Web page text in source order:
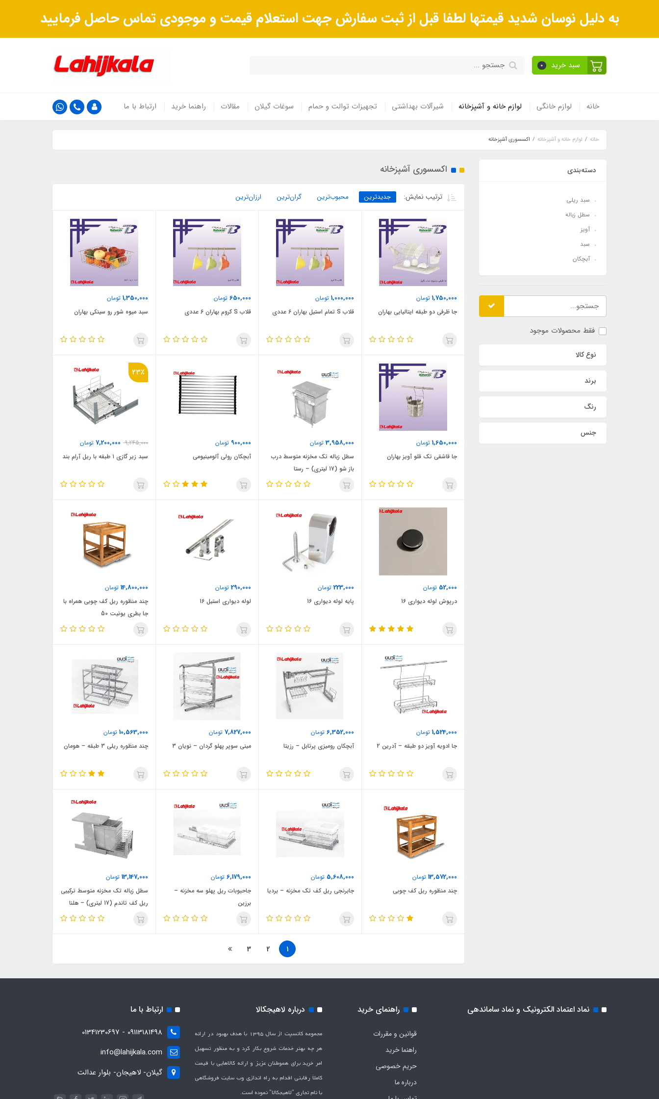
به دلیل نوسان شدید قیمتها لطفا قبل از ثبت سفارش جهت استعلام قیمت و موجودی تماس حاصل فرمایید
سبد خرید 0
خانه لوازم خانگی لوازم خانه و آشپزخانه شیرآلات بهداشتی تجهیزات توالت و حمام سوغات گیلان مقالات راهنما خرید ارتباط با ما
خانه لوازم خانه و آشپزخانه اکسسوری آشپزخانه
دسته‌بندی
سبد ریلی
سطل زباله
آویز
سبد
آبچکان
فقط محصولات موجود
نوع کالا
برند
رنگ
جنس
اکسسوری آشپزخانه
ترتیب نمایش: جدیدترین محبوب‌ترین گران‌ترین ارزان‌ترین
1,750,000 تومان
جا ظرفی دو طبقه ایتالیایی بهاران
1,000,000 تومان
قلاب S تمام استیل بهاران 6 عددی
650,000 تومان
قلاب S کروم بهاران 6 عددی
1,350,000 تومان
سبد میوه شور رو سینکی بهاران
1,650,000 تومان
جا قاشقی تک قلو آویز بهاران
3,958,000 تومان
سطل زباله تک مخزنه متوسط درب
باز شو (17 لیتری) – رستا
900,000 تومان
آبچکان رولی آلومینیومی
23٪
9,245,000
7,200,000 تومان
سبد زیر گازی ۱ طبقه با ریل آرام بند
52,000 تومان
درپوش لوله دیواری 16
223,000 تومان
پایه لوله دیواری 16
290,000 تومان
لوله دیواری استیل 16
14,800,000 تومان
چند منظوره ریل کف چوبی همراه با
جا بطری یونیت 50
1,524,000 تومان
جا ادویه آویز دو طبقه – آدرین 2
6,352,000 تومان
آبچکان رومیزی پرتابل – رزیتا
7,827,000 تومان
مینی سوپر پهلو گردان – نویان 3
10,563,000 تومان
چند منظوره ریلی 3 طبقه – هومان
13,572,000 تومان
چند منظوره ریل کف چوبی
5,608,000 تومان
جابرنجی ریل کف تک مخزنه – بردیا
6,179,000 تومان
جاحبوبات ریل پهلو سه مخزنه –
برزین
13,147,000 تومان
سطل زباله تک مخزنه متوسط ترکیبی
ریل کف تاندم (17 لیتری) – هلنا
1
2
3
نماد اعتماد الکترونیک و نماد ساماندهی راهنمای خرید
قوانین و مقررات
راهنما خرید
حریم خصوصی
درباره ما
درباره لاهیجکالا
مجموعه کانسپت از سال 1395 با هدف بهبود در ارائه
هر چه بهتر خدمات شروع بکار کرد و به منظور تسهیل
امر خرید برای هموطنان عزیز و ارائه کالاهایی با قیمت
کاملاَ رقابتی اقدام به راه اندازی وب سایت فروشگاهی
با نام تجاری "لاهیج­کالا" نموده است.
ارتباط با ما
09113181498 - 01341230697
info@lahijkala.com
گیلان- لاهیجان- بلوار عدالت